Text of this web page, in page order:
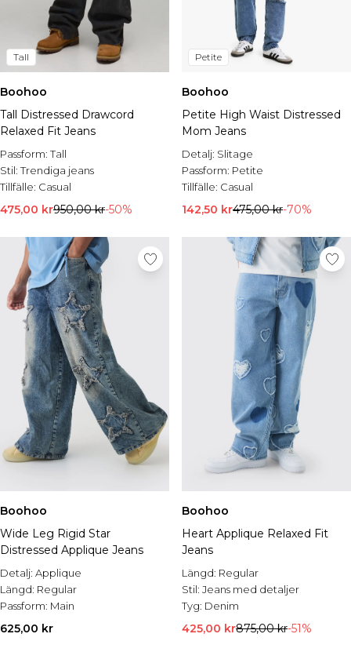
Tall
Boohoo
Tall Distressed Drawcord
Relaxed Fit Jeans
Passform:Tall
Stil:Trendiga jeans
Tillfälle: Casual
475,00 kr950,00 kr-50%
Petite
Boohoo
Petite High Waist Distressed
Mom Jeans
Detalj: Slitage
Passform: Petite
Tillfälle: Casual
142,50 kr475,00 kr-70%
Boohoo
Wide Leg Rigid Star
Distressed Applique Jeans
Detalj: Applique
Längd: Regular
Passform: Main
625,00 kr
Boohoo
Heart Applique Relaxed Fit
Jeans
Längd: Regular
Stil: Jeans med detaljer
Tyg: Denim
425,00 kr875,00 kr-51%